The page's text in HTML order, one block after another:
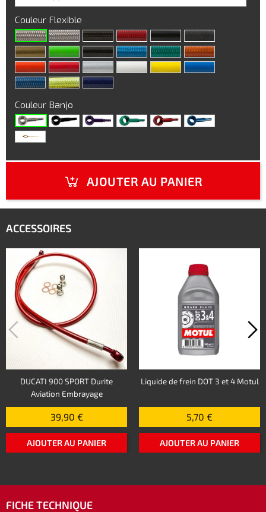
Couleur Flexible
Couleur Banjo
AJOUTER AU PANIER
ACCESSOIRES
DUCATI 900 SPORT Durite
Aviation Embrayage
39,90 €
AJOUTER AU PANIER
Liquide de frein DOT 3 et 4 Motul
5,70 €
AJOUTER AU PANIER
FICHE TECHNIQUE